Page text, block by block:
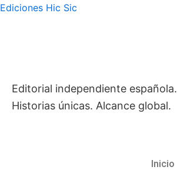
contenido
Ir
Ediciones Hic Sic
Editorial independiente española.
Historias únicas. Alcance global.
Inicio